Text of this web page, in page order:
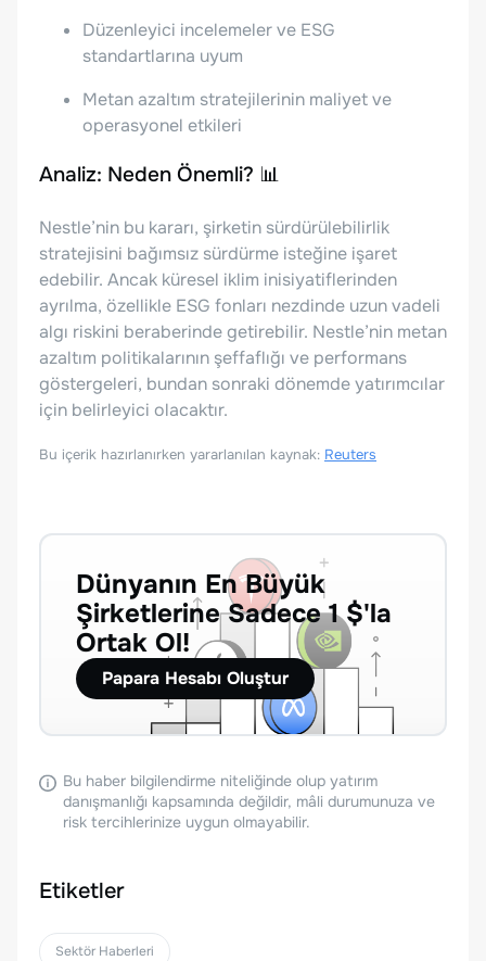
Düzenleyici incelemeler ve ESG
standartlarına uyum
Metan azaltım stratejilerinin maliyet ve
operasyonel etkileri
Analiz: Neden Önemli? 📊
Nestle’nin bu kararı, şirketin sürdürülebilirlik
stratejisini bağımsız sürdürme isteğine işaret
edebilir. Ancak küresel iklim inisiyatiflerinden
ayrılma, özellikle ESG fonları nezdinde uzun vadeli
algı riskini beraberinde getirebilir. Nestle’nin metan
azaltım politikalarının şeffaflığı ve performans
göstergeleri, bundan sonraki dönemde yatırımcılar
için belirleyici olacaktır.
Bu içerik hazırlanırken yararlanılan kaynak: Reuters
Dünyanın En Büyük
Şirketlerine Sadece 1 $'la
Ortak Ol!
Papara Hesabı Oluştur
Bu haber bilgilendirme niteliğinde olup yatırım
danışmanlığı kapsamında değildir, mâli durumunuza ve
risk tercihlerinize uygun olmayabilir.
Etiketler
Sektör Haberleri